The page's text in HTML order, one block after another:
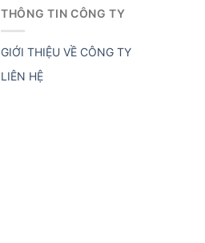
THÔNG TIN CÔNG TY
GIỚI THIỆU VỀ CÔNG TY
LIÊN HỆ